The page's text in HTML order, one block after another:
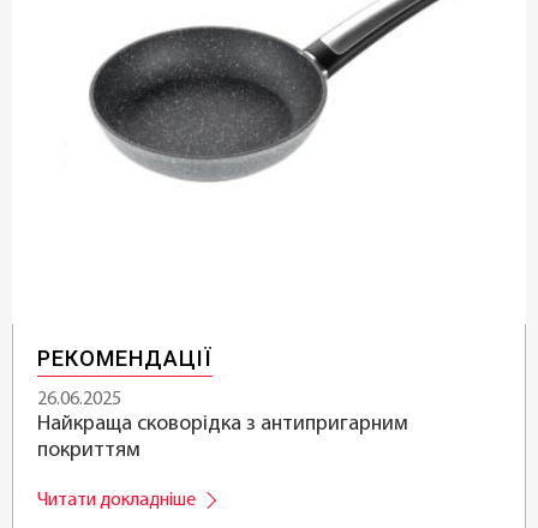
РЕКОМЕНДАЦІЇ
26.06.2025
Найкраща сковорідка з антипригарним
покриттям
Читати докладніше